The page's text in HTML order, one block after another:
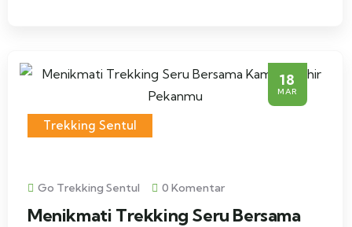
18
MAR
Trekking Sentul
Go Trekking Sentul 0 Komentar
Menikmati Trekking Seru Bersama